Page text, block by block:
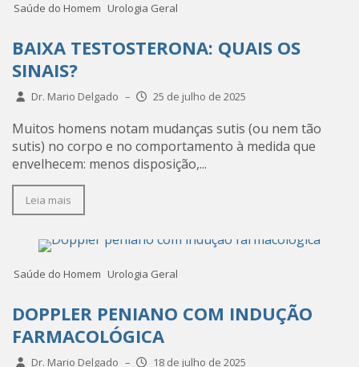
Saúde do Homem Urologia Geral
BAIXA TESTOSTERONA: QUAIS OS
SINAIS?
Dr. Mario Delgado – 25 de julho de 2025
Muitos homens notam mudanças sutis (ou nem tão
sutis) no corpo e no comportamento à medida que
envelhecem: menos disposição,...
Leia mais
Saúde do Homem Urologia Geral
DOPPLER PENIANO COM INDUÇÃO
FARMACOLÓGICA
Dr. Mario Delgado – 18 de julho de 2025